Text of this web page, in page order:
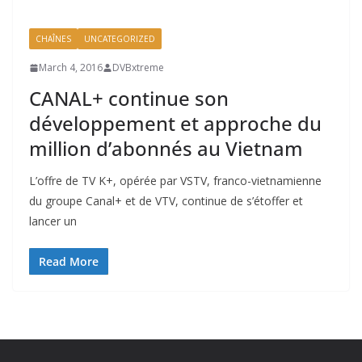
CHAÎNES UNCATEGORIZED
March 4, 2016 DVBxtreme
CANAL+ continue son
développement et approche du
million d’abonnés au Vietnam
L’offre de TV K+, opérée par VSTV, franco-vietnamienne
du groupe Canal+ et de VTV, continue de s’étoffer et
lancer un
Read More